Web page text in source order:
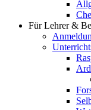
Für Lehrer &